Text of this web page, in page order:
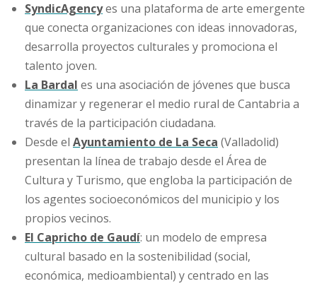
SyndicAgencyes una plataforma de arte emergente
que conecta organizaciones con ideas innovadoras,
desarrolla proyectos culturales y promociona el
talento joven.
La Bardal es una asociación de jóvenes que busca
dinamizar y regenerar el medio rural de Cantabria a
través de la participación ciudadana.
Desde el Ayuntamiento de La Seca (Valladolid)
presentan la línea de trabajo desde el Área de
Cultura y Turismo, que engloba la participación de
los agentes socioeconómicos del municipio y los
propios vecinos.
El Capricho de Gaudí: un modelo de empresa
cultural basado en la sostenibilidad (social,
económica, medioambiental) y centrado en las